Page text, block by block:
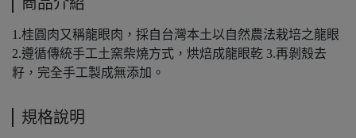
1.桂圓肉又稱龍眼肉，採自台灣本土以自然農法栽培之龍眼
2.遵循傳統手工土窯柴燒方式，烘焙成龍眼乾 3.再剝殼去
籽，完全手工製成無添加。
規格說明